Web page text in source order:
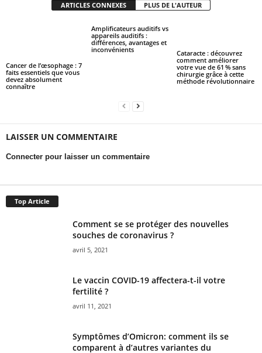
ARTICLES CONNEXES PLUS DE L'AUTEUR
Cancer de l’œsophage : 7
faits essentiels que vous
devez absolument
connaître
Amplificateurs auditifs vs
appareils auditifs :
différences, avantages et
inconvénients
Cataracte : découvrez
comment améliorer
votre vue de 61 % sans
chirurgie grâce à cette
méthode révolutionnaire
LAISSER UN COMMENTAIRE
Connecter pour laisser un commentaire
Top Article
Comment se se protéger des nouvelles
souches de coronavirus ?
avril 5, 2021
Le vaccin COVID-19 affectera-t-il votre
fertilité ?
avril 11, 2021
Symptômes d’Omicron: comment ils se
comparent à d’autres variantes du